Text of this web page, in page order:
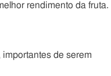
rendimento da fruta.
de serem